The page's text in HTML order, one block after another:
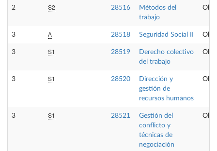
2 S2 28516
Métodos del
trabajo
3 A 28518 Seguridad Social II
3 S1 28519
Derecho colectivo
del trabajo
3 S1 28520
Dirección y
gestión de
recursos humanos
3 S1 28521
Gestión del
conflicto y
técnicas de
negociación